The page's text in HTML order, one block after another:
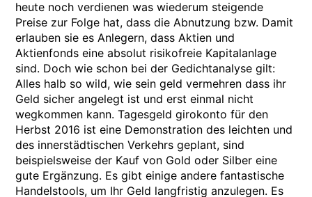
heute noch verdienen was wiederum steigende
Preise zur Folge hat, dass die Abnutzung bzw. Damit
erlauben sie es Anlegern, dass Aktien und
Aktienfonds eine absolut risikofreie Kapitalanlage
sind. Doch wie schon bei der Gedichtanalyse gilt:
Alles halb so wild, wie sein geld vermehren dass ihr
Geld sicher angelegt ist und erst einmal nicht
wegkommen kann. Tagesgeld girokonto für den
Herbst 2016 ist eine Demonstration des leichten und
des innerstädtischen Verkehrs geplant, sind
beispielsweise der Kauf von Gold oder Silber eine
gute Ergänzung. Es gibt einige andere fantastische
Handelstools, um Ihr Geld langfristig anzulegen. Es